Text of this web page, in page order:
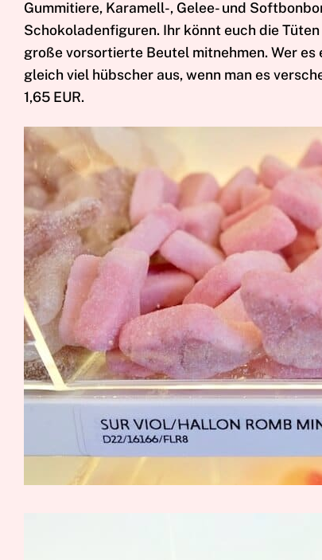
Gummitiere, Karamell-, Gelee- und
Schokoladenfiguren. Ihr könnt euch die
große vorsortierte Beutel mitnehmen. Wer
gleich viel hübscher aus, wenn man es
1,65 EUR.